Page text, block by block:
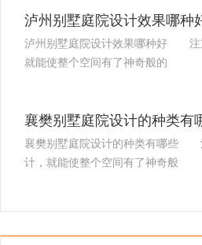
泸州别墅庭院设计效果哪种
泸州别墅庭院设计效果哪种好
就能使整个空间有了神奇般的
襄樊别墅庭院设计的种类有
襄樊别墅庭院设计的种类有哪些
计，就能使整个空间有了神奇般